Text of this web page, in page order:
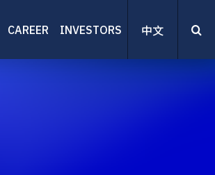
CAREER INVESTORS 中文